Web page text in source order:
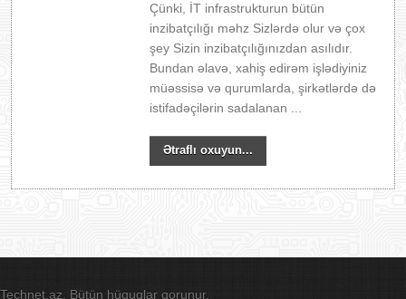
Çünki, İT infrastrukturun bütün
inzibatçılığı məhz Sizlərdə olur və çox
şey Sizin inzibatçılığınızdan asılıdır.
Bundan əlavə, xahiş edirəm işlədiyiniz
müəssisə və qurumlarda, şirkətlərdə də
istifadəçilərin sadalanan ...
Ətraflı oxuyun...
Technet.az. Bütün hüquqlar qorunur.